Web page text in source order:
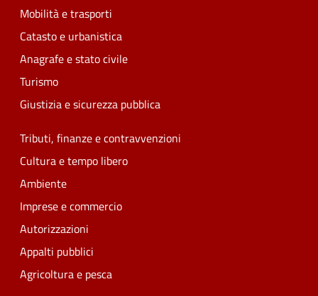
Mobilità e trasporti
Catasto e urbanistica
Anagrafe e stato civile
Turismo
Giustizia e sicurezza pubblica
Tributi, finanze e contravvenzioni
Cultura e tempo libero
Ambiente
Imprese e commercio
Autorizzazioni
Appalti pubblici
Agricoltura e pesca